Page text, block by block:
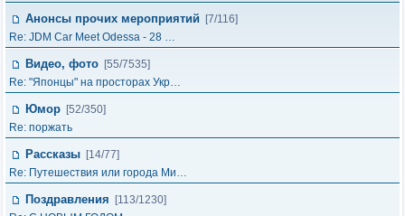
Анонсы прочих мероприятий
[7/116]
Re: JDM Car Meet Odessa - 28 …
Видео, фото [55/7535]
Re: "Японцы" на просторах Укр…
Юмор [52/350]
Re: поржать
Рассказы [14/77]
Re: Путешествия или города Ми…
Поздравления
[113/1230]